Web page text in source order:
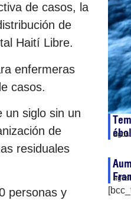
de casos, la
de
Haití Libre.
enfermeras
casos.
un siglo sin un
de
residuales
personas y